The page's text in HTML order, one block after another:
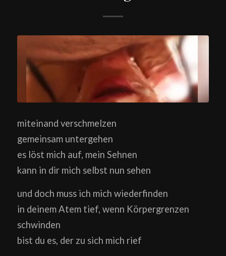
miteinand verschmelzen
gemeinsam untergehen
es löst mich auf, mein Sehnen
kann in dir mich selbst nun sehen
und doch muss ich mich wiederfinden
in deinem Atem tief, wenn Körpergrenzen
schwinden
bist du es, der zu sich mich rief